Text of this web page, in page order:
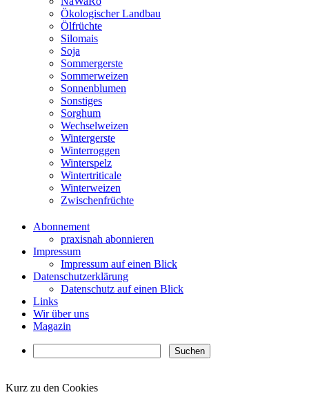
Ökologischer Landbau
Ölfrüchte
Silomais
Soja
Sommergerste
Sommerweizen
Sonnenblumen
Sonstiges
Sorghum
Wechselweizen
Wintergerste
Winterroggen
Winterspelz
Wintertriticale
Winterweizen
Zwischenfrüchte
Abonnement
praxisnah abonnieren
Impressum
Impressum auf einen Blick
Datenschutzerklärung
Datenschutz auf einen Blick
Links
Wir über uns
Magazin
Kurz zu den Cookies